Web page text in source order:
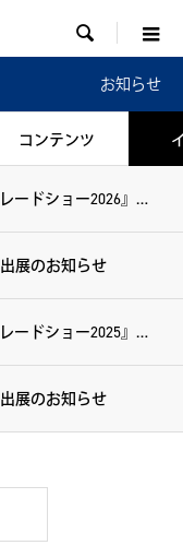

お知らせ
コンテンツ
『スーパーマーケット・トレードショー2026』出展のお知らせ
出展のお知らせ
『スーパーマーケット・トレードショー2025』出展のお知らせ
出展のお知らせ